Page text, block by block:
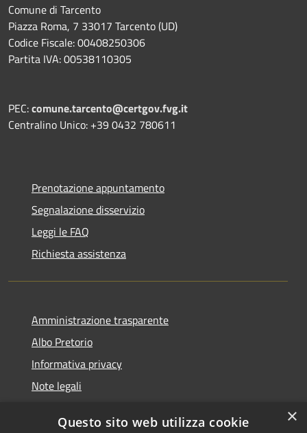
Comune di Tarcento
Piazza Roma, 7 33017 Tarcento (UD)
Codice Fiscale: 00408250306
Partita IVA: 00538110305
PEC:comune.tarcento@certgov.fvg.it
Centralino Unico: +39 0432 780611
Prenotazione appuntamento
Segnalazione disservizio
Leggi le FAQ
Richiesta assistenza
Amministrazione trasparente
Albo Pretorio
Informativa privacy
Note legali
Segnalazioni di inaccessibilità
×
Questo sito web utilizza cookie